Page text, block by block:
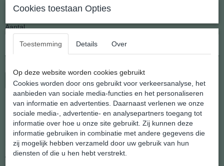
Op voorraad- Levertijd 2 - 3 werkdagen
Aantal
In winkelwagen
Natuurlijke Agaat Hanger (groot)
Hoe zomers wil je het hebben. Thuis of op vakantie loop je er
modieus bij met deze serie grote Agaat hangers in zomerse
kleuren.
Weer een produkt uit het atelier van Shanna's Gems and More.
Cookies toestaan Opties
Toestemming Details Over
Op deze website worden cookies gebruikt
Cookies worden door ons gebruikt voor verkeersanalyse, het
aanbieden van sociale media-functies en het personaliseren
van informatie en advertenties. Daarnaast verlenen we onze
sociale media-, advertentie- en analysepartners toegang tot
informatie over hoe u onze site gebruikt. Zij kunnen deze
informatie gebruiken in combinatie met andere gegevens die
zij mogelijk hebben verzameld door uw gebruik van hun
diensten of die u hen hebt verstrekt.